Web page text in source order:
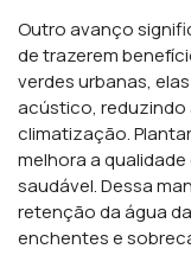
Outro avanço
de trazerem
verdes urbanas,
acústico, reduzindo
climatização.
melhora a
saudável. Dessa
retenção da água
enchentes e